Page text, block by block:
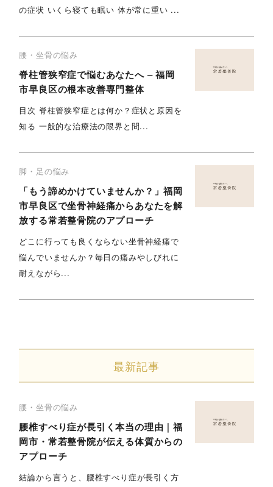
の症状 いくら寝ても眠い 体が常に重い ...
腰・坐骨の悩み
脊柱管狭窄症で悩むあなたへ – 福岡
市早良区の根本改善専門整体
目次 脊柱管狭窄症とは何か？症状と原因を
知る 一般的な治療法の限界と問...
脚・足の悩み
「もう諦めかけていませんか？」福岡
市早良区で坐骨神経痛からあなたを解
放する常若整骨院のアプローチ
どこに行っても良くならない坐骨神経痛で
悩んでいませんか？毎日の痛みやしびれに
耐えながら...
最新記事
腰・坐骨の悩み
腰椎すべり症が長引く本当の理由｜福
岡市・常若整骨院が伝える体質からの
アプローチ
結論から言うと、腰椎すべり症が長引く方